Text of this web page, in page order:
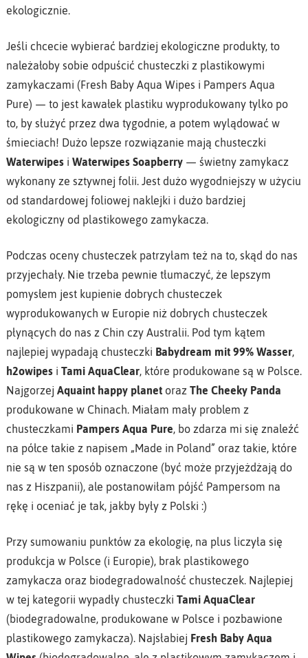
ekologicznie.
Jeśli chcecie wybierać bardziej ekologiczne produkty, to
należałoby sobie odpuścić chusteczki z plastikowymi
zamykaczami (Fresh Baby Aqua Wipes i Pampers Aqua
Pure) — to jest kawałek plastiku wyprodukowany tylko po
to, by służyć przez dwa tygodnie, a potem wylądować w
śmieciach! Dużo lepsze rozwiązanie mają chusteczki
Waterwipesi Waterwipes Soapberry— świetny zamykacz
wykonany ze sztywnej folii. Jest dużo wygodniejszy w użyciu
od standardowej foliowej naklejki i dużo bardziej
ekologiczny od plastikowego zamykacza.
Podczas oceny chusteczek patrzyłam też na to, skąd do nas
przyjechały. Nie trzeba pewnie tłumaczyć, że lepszym
pomysłem jest kupienie dobrych chusteczek
wyprodukowanych w Europie niż dobrych chusteczek
płynących do nas z Chin czy Australii. Pod tym kątem
najlepiej wypadają chusteczki Babydream mit 99% Wasser,
h2owipesi Tami AquaClear, które produkowane są w Polsce.
Najgorzej Aquaint happy planetoraz The Cheeky Panda
produkowane w Chinach. Miałam mały problem z
chusteczkami Pampers Aqua Pure, bo zdarza mi się znaleźć
na półce takie z napisem „Made in Poland” oraz takie, które
nie są w ten sposób oznaczone (być może przyjeżdżają do
nas z Hiszpanii), ale postanowiłam pójść Pampersom na
rękę i oceniać je tak, jakby były z Polski :)
Przy sumowaniu punktów za ekologię, na plus liczyła się
produkcja w Polsce (i Europie), brak plastikowego
zamykacza oraz biodegradowalność chusteczek. Najlepiej
w tej kategorii wypadły chusteczki Tami AquaClear
(biodegradowalne, produkowane w Polsce i pozbawione
plastikowego zamykacza). Najsłabiej Fresh Baby Aqua